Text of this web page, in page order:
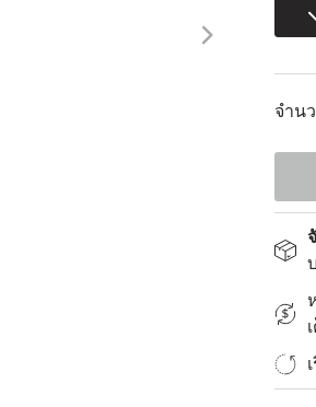
จำน